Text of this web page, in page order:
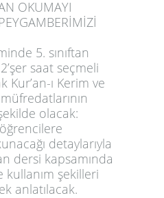
OKUMAYI
5. sınıftan
saat seçmeli
ı Kerim ve
olacak:
detaylarıyla
dersi kapsamında
şekilleri
anlatılacak.